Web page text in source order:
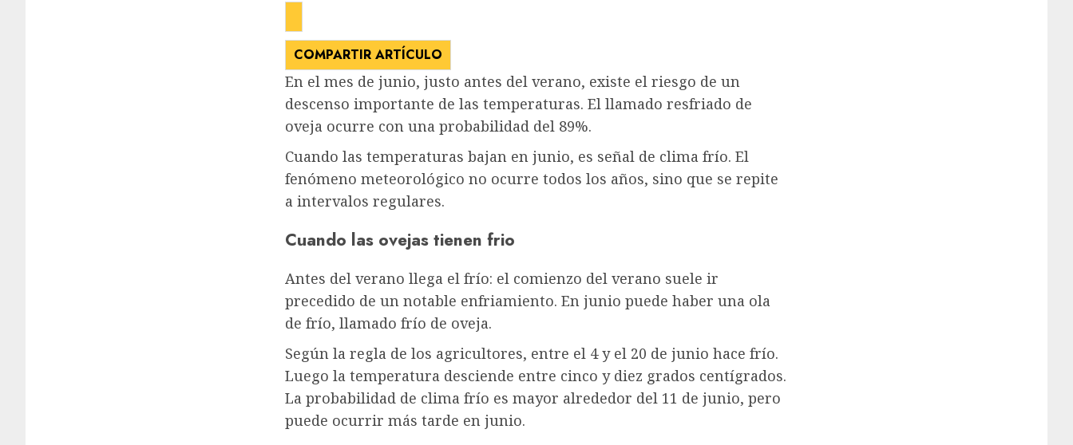
COMPARTIR ARTÍCULO
En el mes de junio, justo antes del verano, existe el riesgo de un
descenso importante de las temperaturas. El llamado resfriado de
oveja ocurre con una probabilidad del 89%.
Cuando las temperaturas bajan en junio, es señal de clima frío. El
fenómeno meteorológico no ocurre todos los años, sino que se repite
a intervalos regulares.
Cuando las ovejas tienen frio
Antes del verano llega el frío: el comienzo del verano suele ir
precedido de un notable enfriamiento. En junio puede haber una ola
de frío, llamado frío de oveja.
Según la regla de los agricultores, entre el 4 y el 20 de junio hace frío.
Luego la temperatura desciende entre cinco y diez grados centígrados.
La probabilidad de clima frío es mayor alrededor del 11 de junio, pero
puede ocurrir más tarde en junio.